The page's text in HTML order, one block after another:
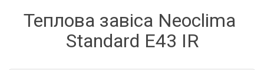
Теплова завіса Neoclima
Standard E43 IR